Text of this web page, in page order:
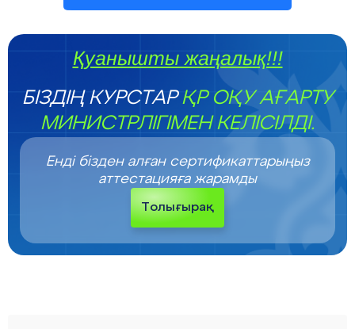
Қуанышты жаңалық!!!
БІЗДІҢ КУРСТАРҚР ОҚУ АҒАРТУ
МИНИСТРЛІГІМЕН КЕЛІСІЛДІ.
Енді бізден алған сертификаттарыңыз
аттестацияға жарамды
Толығырақ